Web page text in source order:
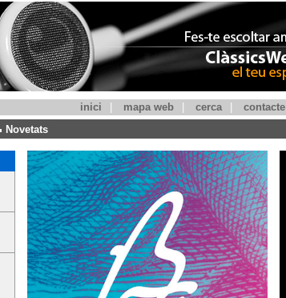
inici mapa web cerca contacte
Novetats